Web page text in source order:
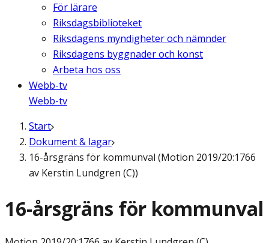
För lärare
Riksdagsbiblioteket
Riksdagens myndigheter och nämnder
Riksdagens byggnader och konst
Arbeta hos oss
Webb-tv
Webb-tv
Start
Dokument & lagar
16-årsgräns för kommunval (Motion 2019/20:1766
av Kerstin Lundgren (C))
16-årsgräns för kommunval